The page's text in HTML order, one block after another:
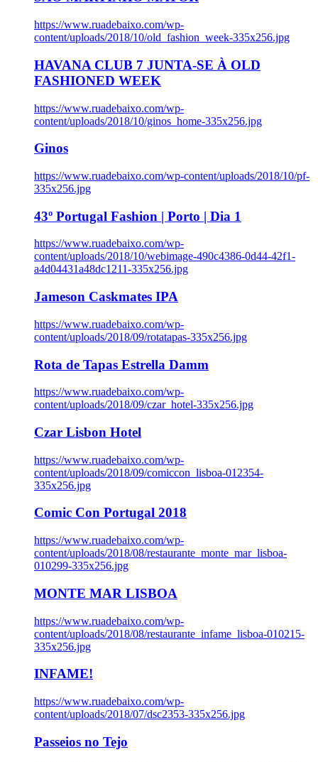
https://www.ruadebaixo.com/wp-
content/uploads/2018/10/old_fashion_week-335x256.jpg
HAVANA CLUB 7 JUNTA-SE À OLD
FASHIONED WEEK
https://www.ruadebaixo.com/wp-
content/uploads/2018/10/ginos_home-335x256.jpg
Ginos
https://www.ruadebaixo.com/wp-content/uploads/2018/10/pf-
335x256.jpg
43º Portugal Fashion | Porto | Dia 1
https://www.ruadebaixo.com/wp-
content/uploads/2018/10/webimage-490c4386-0d44-42f1-
a4d04431a48dc1211-335x256.jpg
Jameson Caskmates IPA
https://www.ruadebaixo.com/wp-
content/uploads/2018/09/rotatapas-335x256.jpg
Rota de Tapas Estrella Damm
https://www.ruadebaixo.com/wp-
content/uploads/2018/09/czar_hotel-335x256.jpg
Czar Lisbon Hotel
https://www.ruadebaixo.com/wp-
content/uploads/2018/09/comiccon_lisboa-012354-
335x256.jpg
Comic Con Portugal 2018
https://www.ruadebaixo.com/wp-
content/uploads/2018/08/restaurante_monte_mar_lisboa-
010299-335x256.jpg
MONTE MAR LISBOA
https://www.ruadebaixo.com/wp-
content/uploads/2018/08/restaurante_infame_lisboa-010215-
335x256.jpg
INFAME!
https://www.ruadebaixo.com/wp-
content/uploads/2018/07/dsc2353-335x256.jpg
Passeios no Tejo